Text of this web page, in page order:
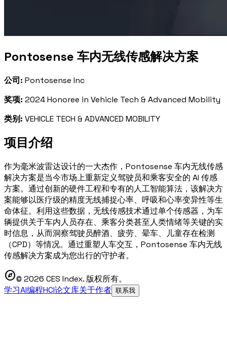
Pontosense 车内无线传感解决方案
公司: Pontosense Inc
奖项: 2024 Honoree in Vehicle Tech & Advanced Mobility
类别: VEHICLE TECH & ADVANCED MOBILITY
项目介绍
作为毫米波雷达设计的一大杰作，Pontosense 车内无线传感
解决方案是当今市场上重新定义驾驶员和乘客安全的 AI 传感
方案。通过创新的硬件工程和专有的人工智能算法，该解决方
案能够以医疗级的精度无线捕捉心率、呼吸和心率变异性等生
命体征。利用这些数据，无线传感技术通过单个传感器，为车
辆提供关于车内人员存在、乘客分类甚至人类情绪等关键的实
时信息，从而洞察驾驶员醉酒、疲劳、晕车、儿童存在检测
（CPD）等情况。通过重塑人车交互，Pontosense 车内无线
传感解决方案成为您出行的守护者。
explore© 2026 CES Index. 版权所有。
学习AI编程HCI论文库关于作者 联系我